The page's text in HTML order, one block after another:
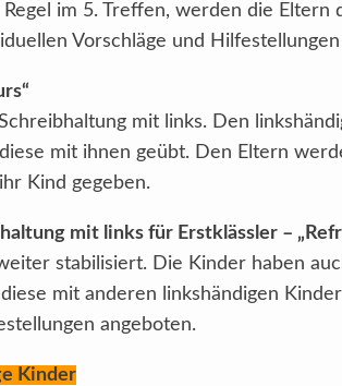
im 5. Treffen, werden die
Vorschläge und
mit links. Den
mit ihnen geübt. Den Eltern
Kind gegeben.
mit links für Erstklässler –
stabilisiert. Die Kinder haben
mit anderen linkshändigen
angeboten.
Kinder